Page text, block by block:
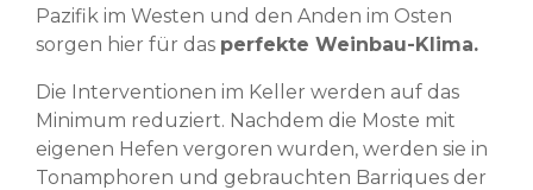
Pazifik im Westen und den Anden im Osten
sorgen hier für das perfekte Weinbau-Klima.
Die Interventionen im Keller werden auf das
Minimum reduziert. Nachdem die Moste mit
eigenen Hefen vergoren wurden, werden sie in
Tonamphoren und gebrauchten Barriques der